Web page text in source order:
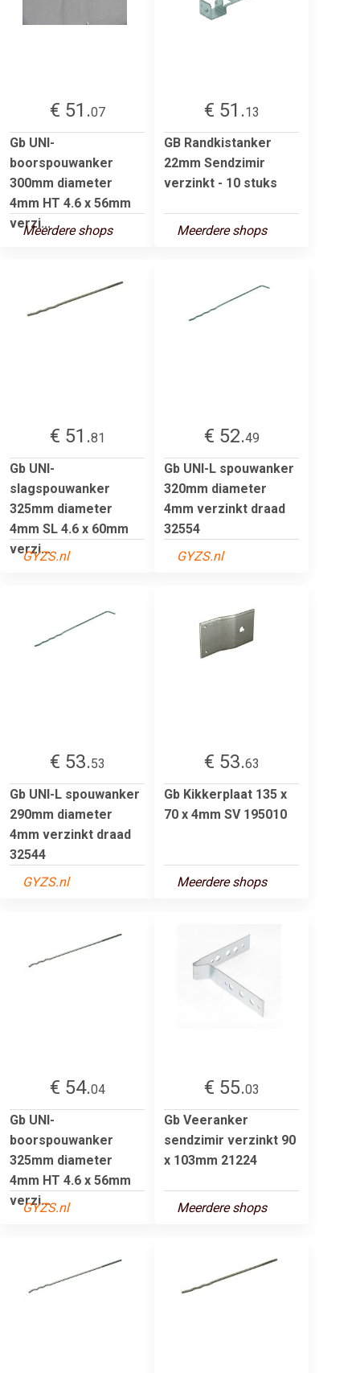
€ 51.07
Gb UNI-
boorspouwanker
300mm diameter
4mm HT 4.6 x 56mm
verzi...
Meerdere shops
€ 51.13
GB Randkistanker
22mm Sendzimir
verzinkt - 10 stuks
Meerdere shops
€ 51.81
Gb UNI-
slagspouwanker
325mm diameter
4mm SL 4.6 x 60mm
verzi...
GYZS.nl
€ 52.49
Gb UNI-L spouwanker
320mm diameter
4mm verzinkt draad
32554
GYZS.nl
€ 53.53
Gb UNI-L spouwanker
290mm diameter
4mm verzinkt draad
32544
GYZS.nl
€ 53.63
Gb Kikkerplaat 135 x
70 x 4mm SV 195010
Meerdere shops
€ 54.04
Gb UNI-
boorspouwanker
325mm diameter
4mm HT 4.6 x 56mm
verzi...
GYZS.nl
€ 55.03
Gb Veeranker
sendzimir verzinkt 90
x 103mm 21224
Meerdere shops